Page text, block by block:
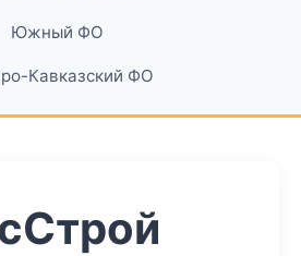
Южный ФО
Кавказский ФО